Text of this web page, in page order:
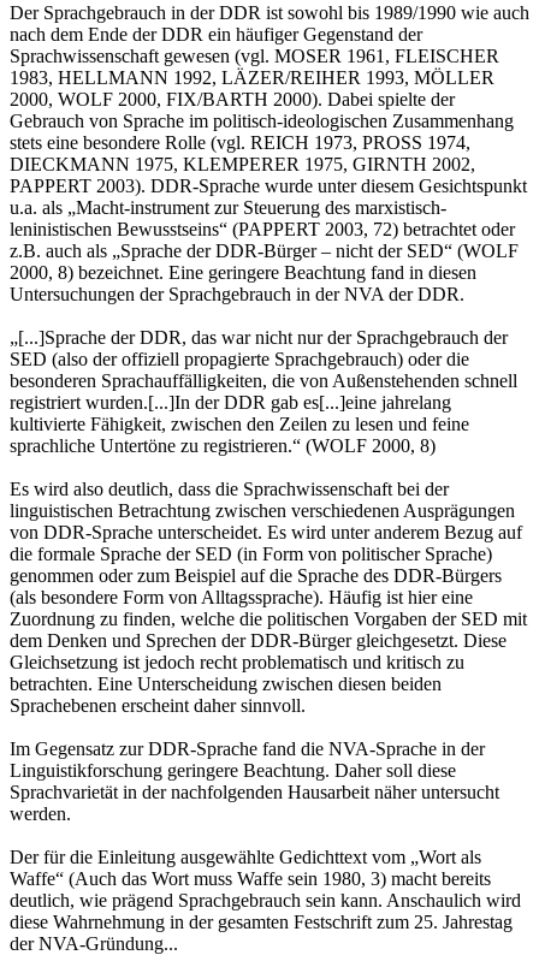
Der Sprachgebrauch in der DDR ist sowohl bis 1989/1990 wie auch
nach dem Ende der DDR ein häufiger Gegenstand der
Sprachwissenschaft gewesen (vgl. MOSER 1961, FLEISCHER
1983, HELLMANN 1992, LÄZER/REIHER 1993, MÖLLER
2000, WOLF 2000, FIX/BARTH 2000). Dabei spielte der
Gebrauch von Sprache im politisch-ideologischen Zusammenhang
stets eine besondere Rolle (vgl. REICH 1973, PROSS 1974,
DIECKMANN 1975, KLEMPERER 1975, GIRNTH 2002,
PAPPERT 2003). DDR-Sprache wurde unter diesem Gesichtspunkt
u.a. als „Macht-instrument zur Steuerung des marxistisch-
leninistischen Bewusstseins“ (PAPPERT 2003, 72) betrachtet oder
z.B. auch als „Sprache der DDR-Bürger – nicht der SED“ (WOLF
2000, 8) bezeichnet. Eine geringere Beachtung fand in diesen
Untersuchungen der Sprachgebrauch in der NVA der DDR.
„[...]Sprache der DDR, das war nicht nur der Sprachgebrauch der
SED (also der offiziell propagierte Sprachgebrauch) oder die
besonderen Sprachauffälligkeiten, die von Außenstehenden schnell
registriert wurden.[...]In der DDR gab es[...]eine jahrelang
kultivierte Fähigkeit, zwischen den Zeilen zu lesen und feine
sprachliche Untertöne zu registrieren.“ (WOLF 2000, 8)
Es wird also deutlich, dass die Sprachwissenschaft bei der
linguistischen Betrachtung zwischen verschiedenen Ausprägungen
von DDR-Sprache unterscheidet. Es wird unter anderem Bezug auf
die formale Sprache der SED (in Form von politischer Sprache)
genommen oder zum Beispiel auf die Sprache des DDR-Bürgers
(als besondere Form von Alltagssprache). Häufig ist hier eine
Zuordnung zu finden, welche die politischen Vorgaben der SED mit
dem Denken und Sprechen der DDR-Bürger gleichgesetzt. Diese
Gleichsetzung ist jedoch recht problematisch und kritisch zu
betrachten. Eine Unterscheidung zwischen diesen beiden
Sprachebenen erscheint daher sinnvoll.
Im Gegensatz zur DDR-Sprache fand die NVA-Sprache in der
Linguistikforschung geringere Beachtung. Daher soll diese
Sprachvarietät in der nachfolgenden Hausarbeit näher untersucht
werden.
Der für die Einleitung ausgewählte Gedichttext vom „Wort als
Waffe“ (Auch das Wort muss Waffe sein 1980, 3) macht bereits
deutlich, wie prägend Sprachgebrauch sein kann. Anschaulich wird
diese Wahrnehmung in der gesamten Festschrift zum 25. Jahrestag
der NVA-Gründung...